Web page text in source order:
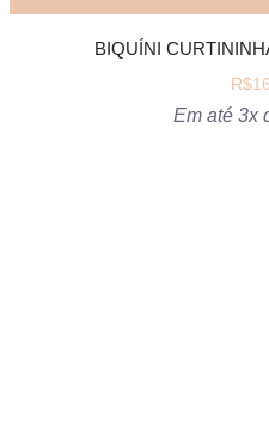
BIQUÍNI
R$
Em até 3x